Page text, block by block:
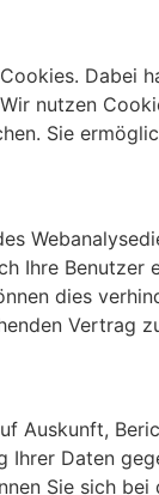
Dabei
nutzen
Sie
Ihre
dies
Vertrag
Auskunft,
Ihrer Daten
Sie sich